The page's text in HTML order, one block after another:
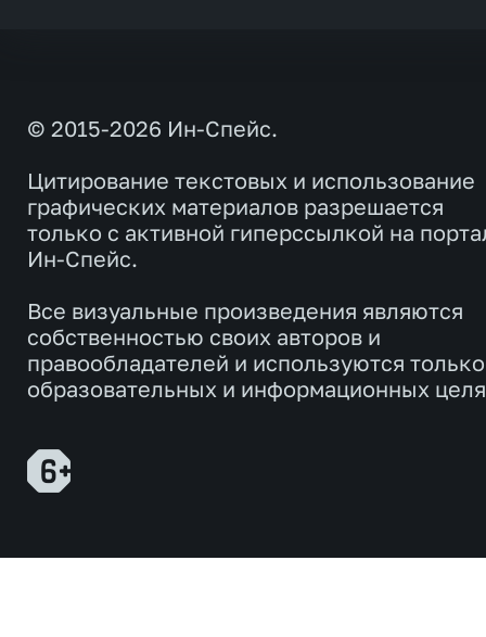
© 2015-2026 Ин-Спейс.
Цитирование текстовых и использование
графических материалов разрешается
только с активной гиперссылкой на
Ин-Спейс.
Все визуальные произведения являются
собственностью своих авторов и
правообладателей и используются
образовательных и информационных